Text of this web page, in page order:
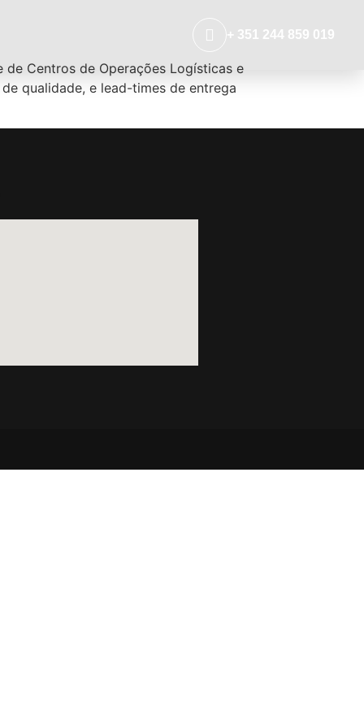
+ 351 244 859 019
Centros de Operações Logísticas e
qualidade, e lead-times de entrega